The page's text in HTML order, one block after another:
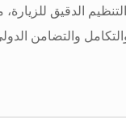
الدقيق
والتضامن